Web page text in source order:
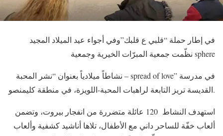
في إطار حملة “قلبي ع قلبك”وفي أجواء عيد الميلاد المجيد
نظّمت جمعية المبرّات الخيرية وجمعية sphere
نشاطاً ميلادياً بعنوان “نشر المحبة – spread of love” في مدرسة
القديسة تريز التابعة لراهبات المحبة-اللويزة، في منطقة كليمنصو.
استهدف النشاط 120 عائلة متضررة من انفجار بيروت، وتضمن
ألعاب خفّة للساحر داني مع الأطفال، تلاها أناشيد كشفية وألعاب